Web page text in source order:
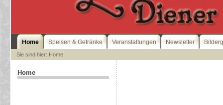
Home Speisen & Getränke Veranstaltungen Newsletter
Sie sind hier: Home
Home